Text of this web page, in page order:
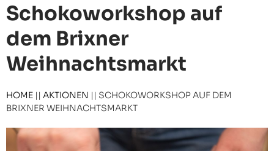
Schokoworkshop auf
dem Brixner
Weihnachtsmarkt
HOME || AKTIONEN || SCHOKOWORKSHOP AUF DEM
BRIXNER WEIHNACHTSMARKT